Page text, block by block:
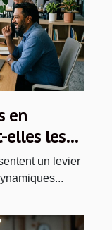
en
elles les
un levier